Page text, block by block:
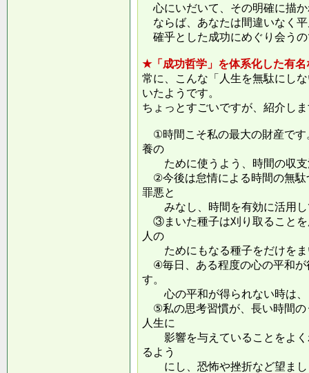
心にいだいて、その明確に描
ならば、あなたは間違いなく
確乎とした成功にめぐり会う
★「成功哲学」を体系化した有
常に、こんな「人生を無駄にし
いたようです。
ちょっとすごいですが、紹介し
①時間こそ私の最大の財産です
養の
ために使うよう、時間の収支
②今後は怠情による時間の無駄
罪悪と
みなし、時間を有効に活用し
③まいた種子は刈り取ることを
人の
ためにもなる種子をだけをま
④毎日、ある程度の心の平和が
す。
心の平和が得られない時は、
⑤私の思考習慣が、長い時間の
人生に
影響を与えていることをよく
るよう
にし、恐怖や挫折など望まし